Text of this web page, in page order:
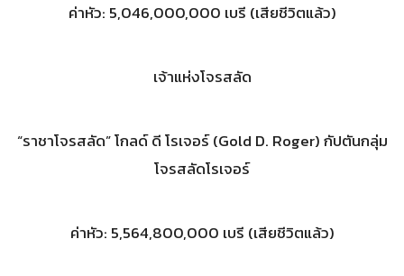
ค่าหัว: 5,046,000,000 เบรี (เสียชีวิตแล้ว)
เจ้าแห่งโจรสลัด
“ราชาโจรสลัด” โกลด์ ดี โรเจอร์ (Gold D. Roger) กัปตันกลุ่ม
โจรสลัดโรเจอร์
ค่าหัว: 5,564,800,000 เบรี (เสียชีวิตแล้ว)